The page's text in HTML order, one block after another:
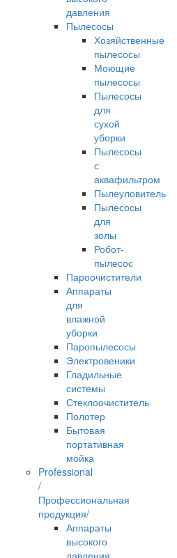
давления
Пылесосы
Хозяйственные
пылесосы
Моющие
пылесосы
Пылесосы
для
сухой
уборки
Пылесосы
с
аквафильтром
Пылеуловитель
Пылесосы
для
золы
Робот-
пылесос
Пароочистители
Аппараты
для
влажной
уборки
Паропылесосы
Электровеники
Гладильные
системы
Стеклоочиститель
Полотер
Бытовая
портативная
мойка
Professional
/
Профессиональная
продукция/
Аппараты
высокого